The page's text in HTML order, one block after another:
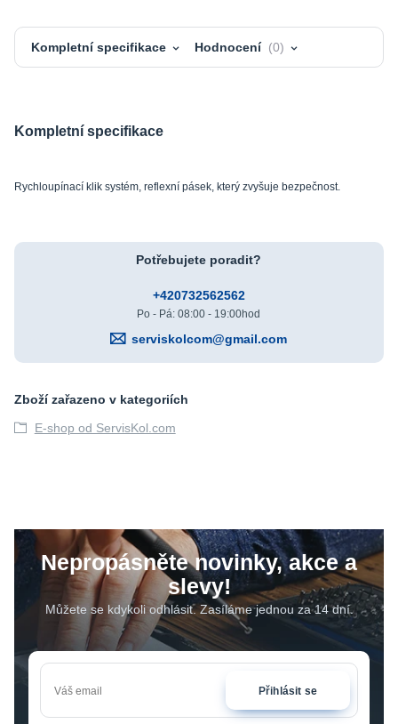
Kompletní specifikace Hodnocení 0
Kompletní specifikace
Rychloupínací klik systém, reflexní pásek, který zvyšuje bezpečnost.
Potřebujete poradit?
+420732562562
Po - Pá: 08:00 - 19:00hod
serviskolcom@gmail.com
Zboží zařazeno v kategoriích
E-shop od ServisKol.com
Nepropásněte novinky, akce a
slevy!
Můžete se kdykoli odhlásit. Zasíláme jednou za 14 dní.
Přihlásit se